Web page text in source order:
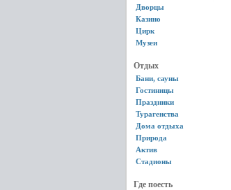
Дворцы
Казино
Цирк
Музеи
Отдых
Бани, сауны
Гостиницы
Праздники
Турагенства
Дома отдыха
Природа
Актив
Стадионы
Где поесть